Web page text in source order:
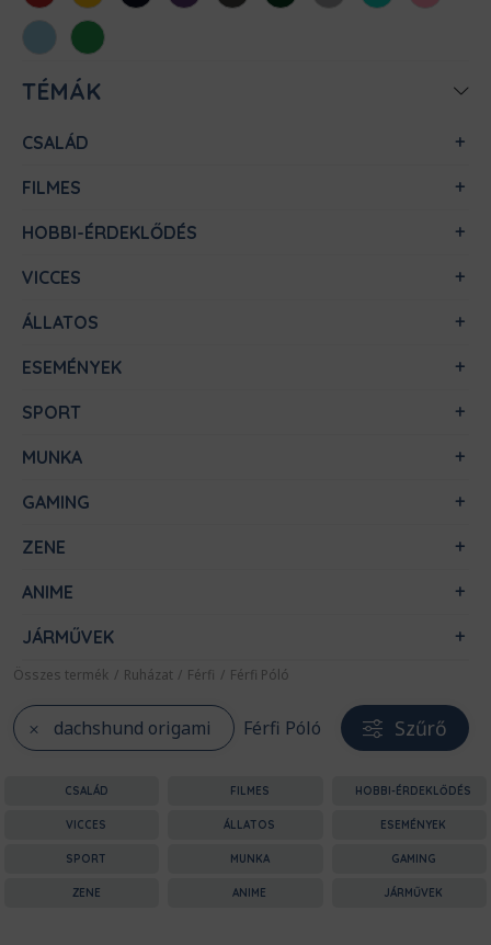
rózsaszín
Világoskék
Zöld
TÉMÁK
CSALÁD
FILMES
HOBBI-ÉRDEKLŐDÉS
VICCES
ÁLLATOS
ESEMÉNYEK
SPORT
MUNKA
GAMING
ZENE
ANIME
JÁRMŰVEK
Összes termék / Ruházat / Férfi / Férfi Póló
dachshund origami Férfi Póló Szűrő
CSALÁD FILMES HOBBI-ÉRDEKLŐDÉS
VICCES ÁLLATOS ESEMÉNYEK
SPORT MUNKA GAMING
ZENE ANIME JÁRMŰVEK